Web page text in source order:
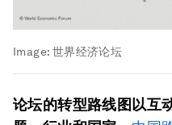
Image: 世界经济论坛
论坛的转型路线图以互